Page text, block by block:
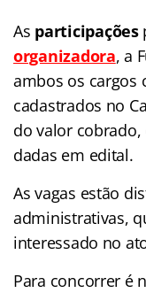
As participações
organizadora, a
ambos os cargos
cadastrados no
do valor
dadas em edital.
As vagas estão
administrativas,
interessado no
Para concorrer é